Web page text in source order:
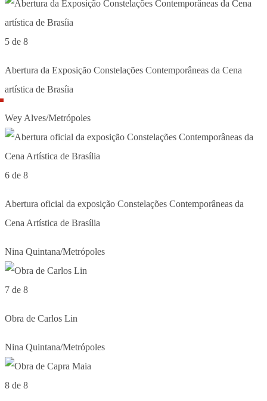
5 de 8
Abertura da Exposição Constelações Contemporâneas da Cena
artística de Brasíia
Wey Alves/Metrópoles
6 de 8
Abertura oficial da exposição Constelações Contemporâneas da
Cena Artística de Brasília
Nina Quintana/Metrópoles
7 de 8
Obra de Carlos Lin
Nina Quintana/Metrópoles
8 de 8